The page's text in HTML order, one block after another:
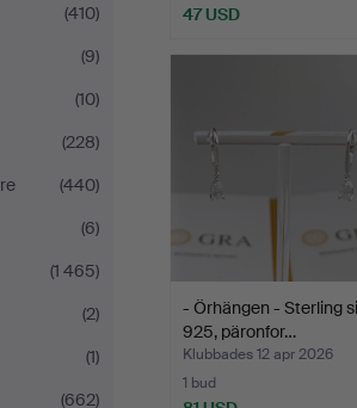
(410)
(9)
(10)
(228)
(440)
(6)
(1 465)
(2)
(1)
(662)
47 USD
- Örhängen - Sterling
925, päronfor…
Klubbades 12 apr 2026
1 bud